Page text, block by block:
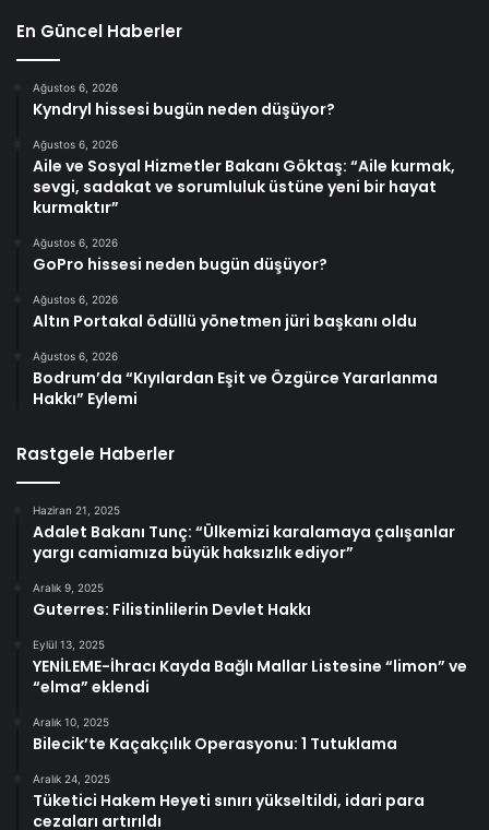
En Güncel Haberler
Ağustos 6, 2026
Kyndryl hissesi bugün neden düşüyor?
Ağustos 6, 2026
Aile ve Sosyal Hizmetler Bakanı Göktaş: “Aile kurmak,
sevgi, sadakat ve sorumluluk üstüne yeni bir hayat
kurmaktır”
Ağustos 6, 2026
GoPro hissesi neden bugün düşüyor?
Ağustos 6, 2026
Altın Portakal ödüllü yönetmen jüri başkanı oldu
Ağustos 6, 2026
Bodrum’da “Kıyılardan Eşit ve Özgürce Yararlanma
Hakkı” Eylemi
Rastgele Haberler
Haziran 21, 2025
Adalet Bakanı Tunç: “Ülkemizi karalamaya çalışanlar
yargı camiamıza büyük haksızlık ediyor”
Aralık 9, 2025
Guterres: Filistinlilerin Devlet Hakkı
Eylül 13, 2025
YENİLEME-İhracı Kayda Bağlı Mallar Listesine “limon” ve
“elma” eklendi
Aralık 10, 2025
Bilecik’te Kaçakçılık Operasyonu: 1 Tutuklama
Aralık 24, 2025
Tüketici Hakem Heyeti sınırı yükseltildi, idari para
cezaları artırıldı